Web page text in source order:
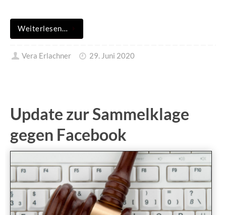
Weiterlesen…
Vera Erlachner 29. Juni 2020
Update zur Sammelklage
gegen Facebook